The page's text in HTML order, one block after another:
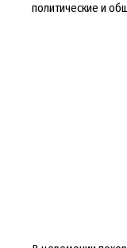
политические и